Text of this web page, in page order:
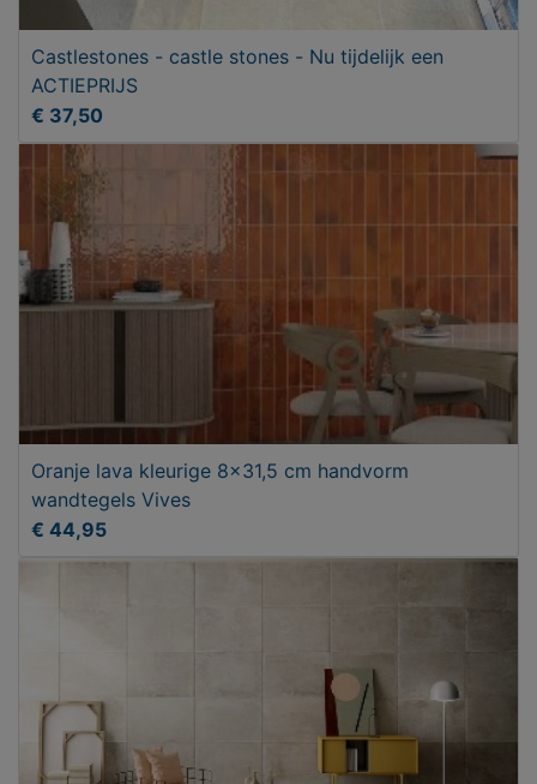
Castlestones - castle stones - Nu tijdelijk een
ACTIEPRIJS
€ 37,50
Oranje lava kleurige 8x31,5 cm handvorm
wandtegels Vives
€ 44,95